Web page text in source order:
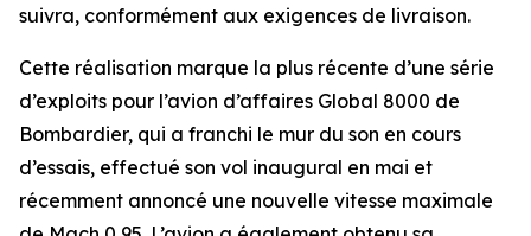
suivra, conformément aux exigences de livraison.
Cette réalisation marque la plus récente d’une série
d’exploits pour l’avion d’affaires Global 8000 de
Bombardier, qui a franchi le mur du son en cours
d’essais, effectué son vol inaugural en mai et
récemment annoncé une nouvelle vitesse maximale